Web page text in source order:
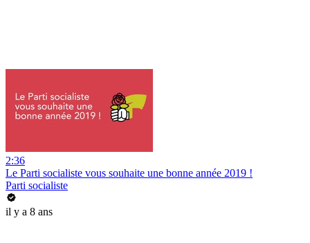
2:36
Le Parti socialiste vous souhaite une bonne année 2019 !
Parti socialiste
il y a 8 ans